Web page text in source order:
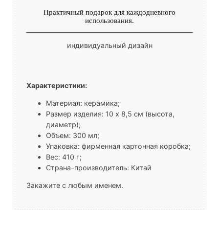
Практичный подарок для каждодневного
использования.
индивидуальный дизайн
Характеристики:
Материал: керамика;
Размер изделия: 10 x 8,5 см (высота,
диаметр);
Объем: 300 мл;
Упаковка: фирменная картонная коробка;
Вес: 410 г;
Страна-производитель: Китай
Закажите с любым именем.